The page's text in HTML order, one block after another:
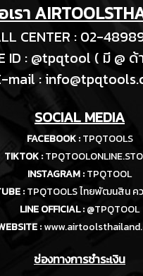
รา
CENTER : 02-
ID : @tpqtool ( มี @ ด้
mail :
SOCIAL MEDIA
FACEBOOK : TPQTOOLS
TIKTOK :
INSTAGRAM :TPQTOOL
:TPQTOOLS ไทยพัฒนสิน
LINE OFFICIAL :@TPQTOOL
:
ช่องทางการชำระเงิน